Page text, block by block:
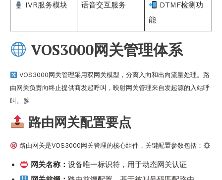
IVR服务模块 语音交互服务
DTMF检测功
能
VOS3000网关管理体系
VOS3000网关管理采用双网关模型，分离入向和出向流量处理。路
由网关负责向终止提供商发起呼叫，映射网关管理来自发起源的入站呼
叫。
路由网关配置要点
路由网关是VOS3000网关管理的核心组件，关键配置参数包括：
网关名称：设备唯一标识符，用于动态网关认证